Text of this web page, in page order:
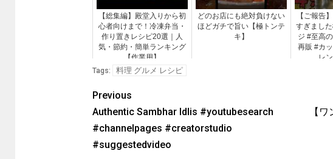
【総集編】殿堂入りから初
心者向けまで！冷凍弁当・
作り置きレシピ20選｜人
気・節約・簡単ランキング
【作業用】
どのお店にも絶対負けない
ほどガチで旨い【極トンテ
キ】
【ご報告
すぎまし
ジ #至高
再販 #カ
レ
Tags:
料理 グルメ レシピ
Previous
Authentic Sambhar Idlis #youtubesearch
#channelpages #creatorstudio
#suggestedvideo
【